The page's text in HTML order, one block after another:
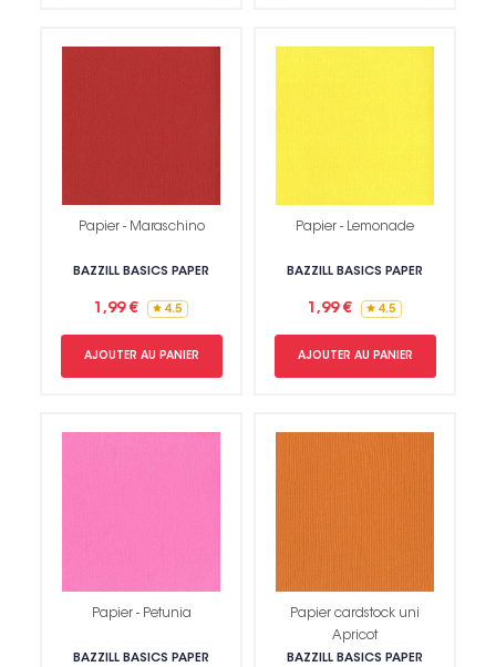
Papier - Maraschino
BAZZILL BASICS PAPER
1,99 € 4.5
AJOUTER AU PANIER
Papier - Lemonade
BAZZILL BASICS PAPER
1,99 € 4.5
AJOUTER AU PANIER
Papier - Petunia
BAZZILL BASICS PAPER
Papier cardstock uni
Apricot
BAZZILL BASICS PAPER